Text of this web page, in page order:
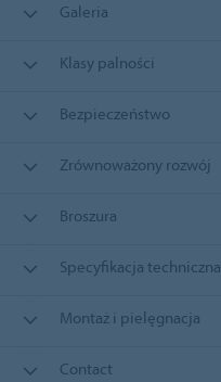
Galeria
Klasy palności
Bezpieczeństwo
Zrównoważony rozwój
Broszura
Specyfikacja techniczna
Montaż i pielęgnacja
Contact